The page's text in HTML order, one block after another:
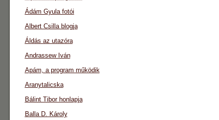
Ádám Gyula fotói
Albert Csilla blogja
Áldás az utazóra
Andrassew Iván
Apám, a program működik
Aranytalicska
Bálint Tibor honlapja
Balla D. Károly